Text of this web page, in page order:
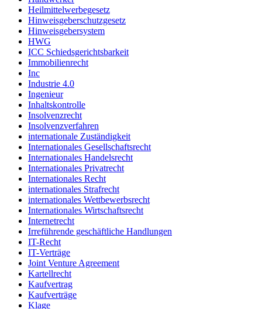
Heilmittelwerbegesetz
Hinweisgeberschutzgesetz
Hinweisgebersystem
HWG
ICC Schiedsgerichtsbarkeit
Immobilienrecht
Inc
Industrie 4.0
Ingenieur
Inhaltskontrolle
Insolvenzrecht
Insolvenzverfahren
internationale Zuständigkeit
Internationales Gesellschaftsrecht
Internationales Handelsrecht
Internationales Privatrecht
Internationales Recht
internationales Strafrecht
internationales Wettbewerbsrecht
Internationales Wirtschaftsrecht
Internetrecht
Irreführende geschäftliche Handlungen
IT-Recht
IT-Verträge
Joint Venture Agreement
Kartellrecht
Kaufvertrag
Kaufverträge
Klage